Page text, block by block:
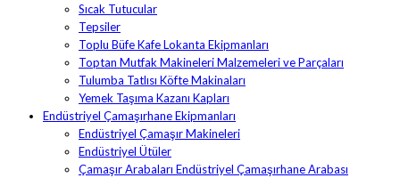
Sıcak Tutucular
Tepsiler
Toplu Büfe Kafe Lokanta Ekipmanları
Toptan Mutfak Makineleri Malzemeleri ve Parçaları
Tulumba Tatlısı Köfte Makinaları
Yemek Taşıma Kazanı Kapları
Endüstriyel Çamaşırhane Ekipmanları
Endüstriyel Çamaşır Makineleri
Endüstriyel Ütüler
Çamaşır Arabaları Endüstriyel Çamaşırhane Arabası